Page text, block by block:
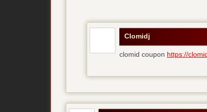
Clomidj
clomid coupon https://